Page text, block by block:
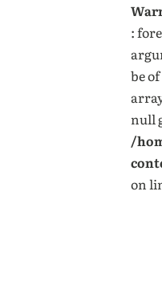
:
be
null
/
on